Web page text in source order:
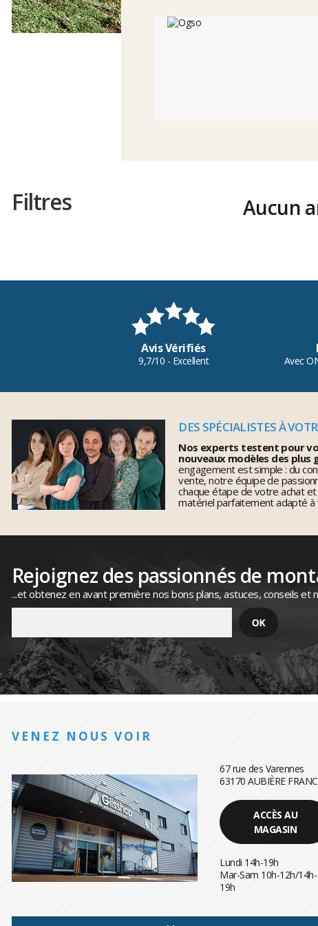
Filtres Aucun
Avis Vérifiés
9,7/10 - Excellent Avec
DES SPÉCIALISTES À
Nos experts testent pour
nouveaux modèles des plus
engagement est simple : du
vente, notre équipe de
chaque étape de votre achat
matériel parfaitement adapté à
Rejoignez des passionnés de
...et obtenez en avant première nos bons plans, astuces, conseils et
VENEZ NOUS VOIR
67 rue des Varennes
63170 AUBIÈRE
ACCÈS AU
MAGASIN
Lundi 14h-19h
Mar-Sam 10h-12h/14h-
19h